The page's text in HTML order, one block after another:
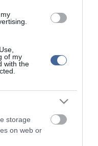
of my
with the
storage
on web or
hírei:
versenyén, a Sellán
úton választja ki